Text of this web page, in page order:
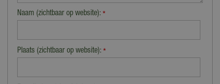
Naam (zichtbaar op website): *
Plaats (zichtbaar op website): *